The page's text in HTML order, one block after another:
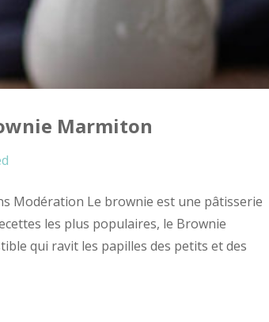
Marmiton
Modération Le brownie est une pâtisserie
les plus populaires, le Brownie
qui ravit les papilles des petits et des